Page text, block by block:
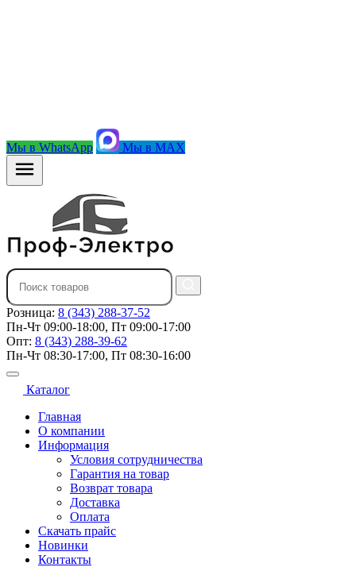
Мы в WhatsApp Мы в MAX
Розница: 8 (343) 288-37-52
Пн-Чт 09:00-18:00, Пт 09:00-17:00
Опт: 8 (343) 288-39-62
Пн-Чт 08:30-17:00, Пт 08:30-16:00
Каталог
Главная
О компании
Информация
Условия сотрудничества
Гарантия на товар
Возврат товара
Доставка
Оплата
Скачать прайс
Новинки
Контакты